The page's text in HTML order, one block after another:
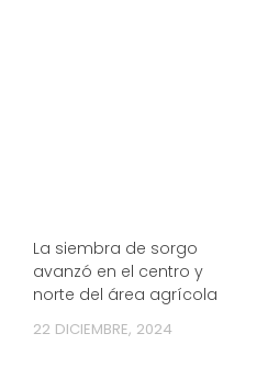
La siembra de sorgo
avanzó en el centro y
norte del área agrícola
22 DICIEMBRE, 2024